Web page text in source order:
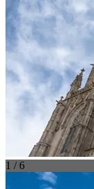
1 / 6